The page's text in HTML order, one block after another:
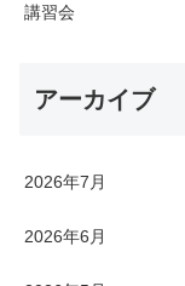
講習会
アーカイブ
2026年7月
2026年6月